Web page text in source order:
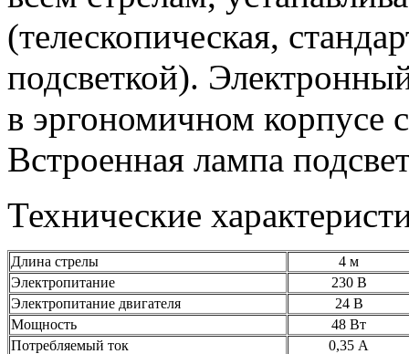
(телескопическая,
подсветкой).
в эргономичном корпусе
Встроенная лампа
Технические
Длина стрелы
4 м
Электропитание
230 В
Электропитание двигателя
24 В
Мощность
48 Вт
Потребляемый ток
0,35 А